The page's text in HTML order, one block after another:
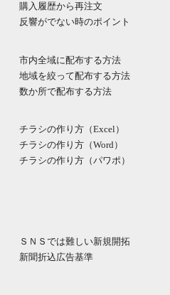
購入履歴から再注文
反響がでない時のポイント
市内全域に配布する方法
地域を絞って配布する方法
数か所で配布する方法
チラシの作り方（Excel）
チラシの作り方（Word）
チラシの作り方（パワポ）
ＳＮＳでは難しい新規開拓
新聞折込広告基準